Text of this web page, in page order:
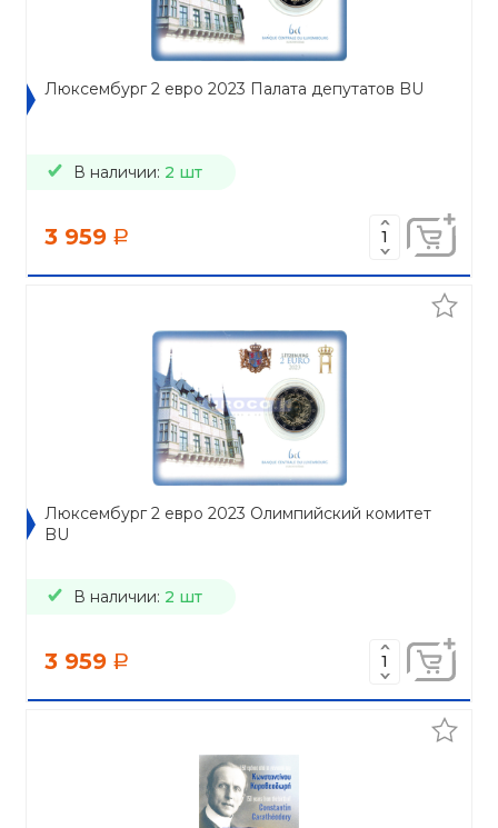
Люксембург 2 евро 2023 Палата депутатов BU
В наличии: 2 шт
3 959 a
Люксембург 2 евро 2023 Олимпийский комитет
BU
В наличии: 2 шт
3 959 a